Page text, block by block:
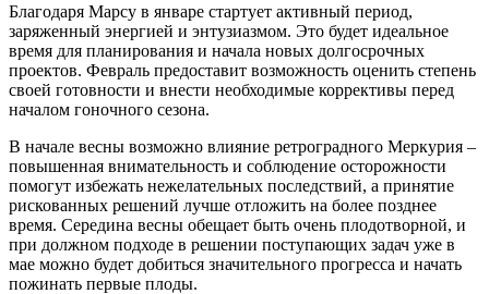
Благодаря Марсу в январе стартует активный период,
заряженный энергией и энтузиазмом. Это будет идеальное
время для планирования и начала новых долгосрочных
проектов. Февраль предоставит возможность оценить степень
своей готовности и внести необходимые коррективы перед
началом гоночного сезона.
В начале весны возможно влияние ретроградного Меркурия –
повышенная внимательность и соблюдение осторожности
помогут избежать нежелательных последствий, а принятие
рискованных решений лучше отложить на более позднее
время. Середина весны обещает быть очень плодотворной, и
при должном подходе в решении поступающих задач уже в
мае можно будет добиться значительного прогресса и начать
пожинать первые плоды.